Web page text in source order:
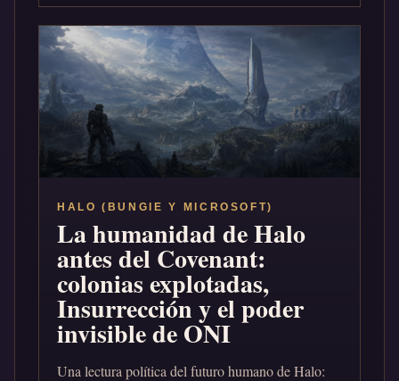
HALO (BUNGIE Y MICROSOFT)
La humanidad de Halo
antes del Covenant:
colonias explotadas,
Insurrección y el poder
invisible de ONI
Una lectura política del futuro humano de Halo: